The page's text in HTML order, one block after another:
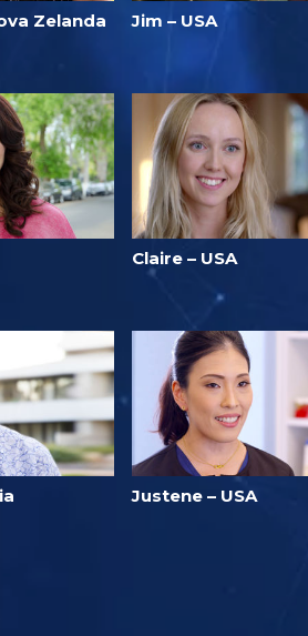
Zelanda Jim – USA
Claire – USA
Justene – USA